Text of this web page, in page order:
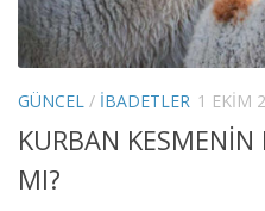
GÜNCEL / İBADETLER 1 EKIM
KURBAN KESMENİN
MI?